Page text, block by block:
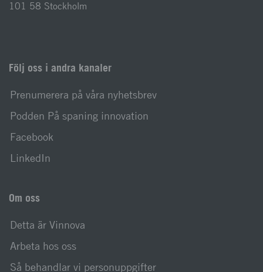
101 58 Stockholm
Följ oss i andra kanaler
Prenumerera på våra nyhetsbrev
Podden På spaning innovation
Facebook
LinkedIn
Om oss
Detta är Vinnova
Arbeta hos oss
Så behandlar vi personuppgifter